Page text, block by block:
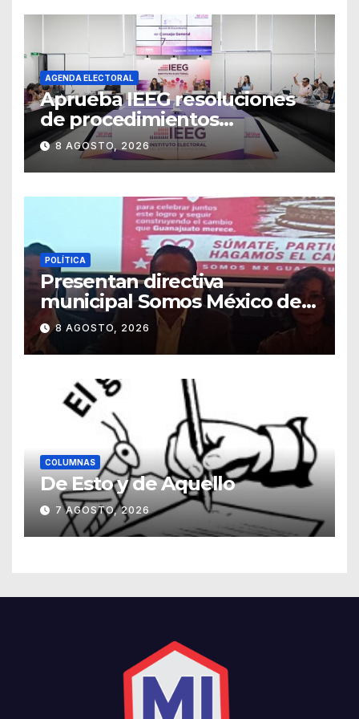
AGENDA ELECTORAL
Aprueba IEEG resoluciones
de procedimientos
sancionadores
8 AGOSTO, 2026
POLÍTICA
Presentan directiva
municipal Somos México de
Guanajuato
8 AGOSTO, 2026
COLUMNAS
De Esto y de Aquello
7 AGOSTO, 2026